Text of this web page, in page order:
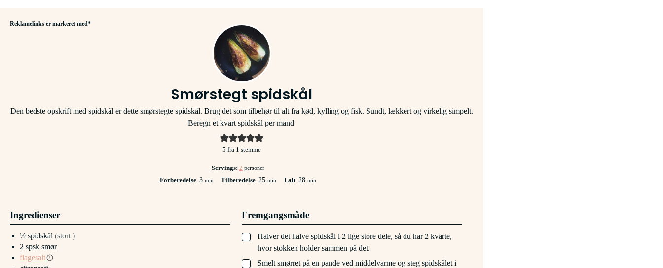
Reklamelinks er markeret med*
Smørstegt spidskål
Den bedste opskrift med spidskål er dette smørstegte spidskål. Brug det som tilbehør til alt fra kød, kylling og fisk. Sundt, lækkert og virkelig simpelt.
Beregn et kvart spidskål per mand.
5 fra 1 stemme
Servings: 2 personer
Forberedelse 3minutter
min Tilberedelse 25minutter
min I alt 28minutter
min
Ingredienser
½ spidskål (stort )
2 spsk smør
flagesalt
Fremgangsmåde
▢
Halver det halve spidskål i 2 lige store dele, så du har 2 kvarte,
hvor stokken holder sammen på det.
▢
Smelt smørret på en pande ved middelvarme og steg spidskålet i